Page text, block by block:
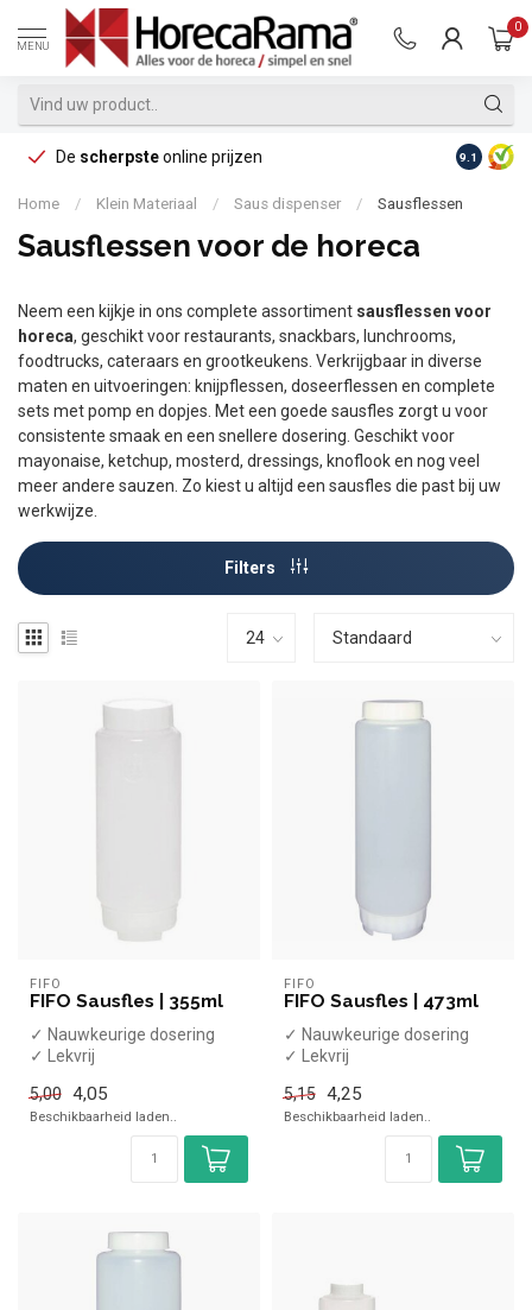
MENU
0
De scherpsteonline prijzen Op
9.1
Home / Klein Materiaal / Saus dispenser / Sausflessen
Sausflessen voor de horeca
Neem een kijkje in ons complete assortiment sausflessen voor
horeca, geschikt voor restaurants, snackbars, lunchrooms,
foodtrucks, cateraars en grootkeukens. Verkrijgbaar in diverse
maten en uitvoeringen: knijpflessen, doseerflessen en complete
sets met pomp en dopjes. Met een goede sausfles zorgt u voor
consistente smaak en een snellere dosering. Geschikt voor
mayonaise, ketchup, mosterd, dressings, knoflook en nog veel
meer andere sauzen. Zo kiest u altijd een sausfles die past bij uw
werkwijze.
Filters
FIFO
FIFO Sausfles | 355ml
✓ Nauwkeurige dosering
✓ Lekvrij
✓ (H)16,5, Diameter 6,2 cm
5,00 4,05
Beschikbaarheid laden..
FIFO
FIFO Sausfles | 473ml
✓ Nauwkeurige dosering
✓ Lekvrij
✓ (H)20,6, Diameter 6,2 cm
5,15 4,25
Beschikbaarheid laden..